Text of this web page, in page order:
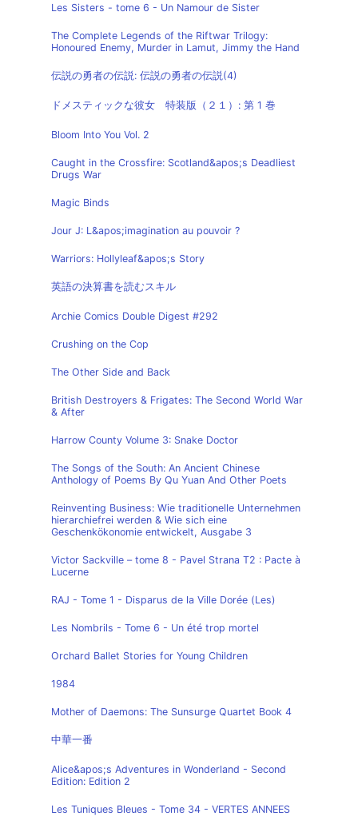
Les Sisters - tome 6 - Un Namour de Sister
The Complete Legends of the Riftwar Trilogy:
Honoured Enemy, Murder in Lamut, Jimmy the Hand
伝説の勇者の伝説: 伝説の勇者の伝説(4)
ドメスティックな彼女 特装版（２１）: 第 1 巻
Bloom Into You Vol. 2
Caught in the Crossfire: Scotland&apos;s Deadliest
Drugs War
Magic Binds
Jour J: L&apos;imagination au pouvoir ?
Warriors: Hollyleaf&apos;s Story
英語の決算書を読むスキル
Archie Comics Double Digest #292
Crushing on the Cop
The Other Side and Back
British Destroyers & Frigates: The Second World War
& After
Harrow County Volume 3: Snake Doctor
The Songs of the South: An Ancient Chinese
Anthology of Poems By Qu Yuan And Other Poets
Reinventing Business: Wie traditionelle Unternehmen
hierarchiefrei werden & Wie sich eine
Geschenkökonomie entwickelt, Ausgabe 3
Victor Sackville – tome 8 - Pavel Strana T2 : Pacte à
Lucerne
RAJ - Tome 1 - Disparus de la Ville Dorée (Les)
Les Nombrils - Tome 6 - Un été trop mortel
Orchard Ballet Stories for Young Children
1984
Mother of Daemons: The Sunsurge Quartet Book 4
中華一番
Alice&apos;s Adventures in Wonderland - Second
Edition: Edition 2
Les Tuniques Bleues - Tome 34 - VERTES ANNEES